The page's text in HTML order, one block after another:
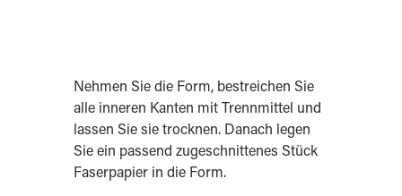
Nehmen Sie die Form, bestreichen Sie
alle inneren Kanten mit Trennmittel und
lassen Sie sie trocknen. Danach legen
Sie ein passend zugeschnittenes Stück
Faserpapier in die Form.